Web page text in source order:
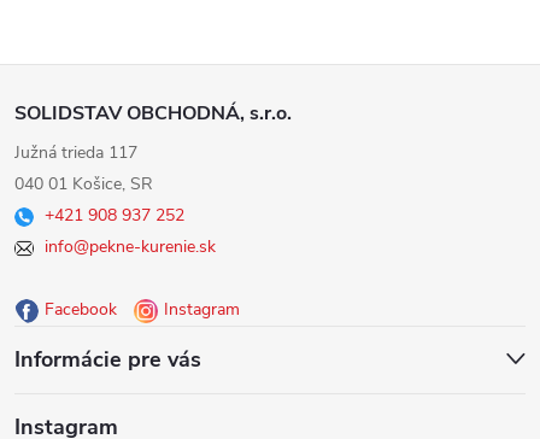
Z
á
p
ä
SOLIDSTAV OBCHODNÁ, s.r.o.
Južná trieda 117
040 01 Košice, SR
+421 908 937 252
info@pekne-kurenie.sk
Facebook Instagram
Informácie pre vás
Instagram